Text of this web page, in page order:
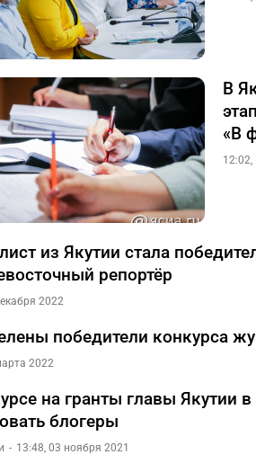
В
«В
12:02,
из Якутии стала
репортёр
2022
победители конкурса
2022
на гранты главы Якутии
блогеры
13:48, 03 ноября 2021